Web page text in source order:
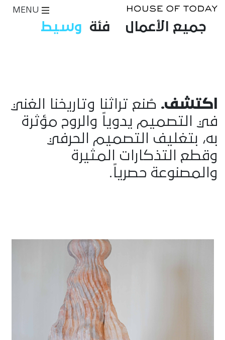
جميع الأعمال فئة وسيط
اكتشف. صُنع تراثنا وتاريخنا الغني
في التصميم يدوياً والروح مؤثرة
به، بتغليف التصميم الحرفي
وقطع التذكارات المثيرة
والمصنوعة حصرياً.